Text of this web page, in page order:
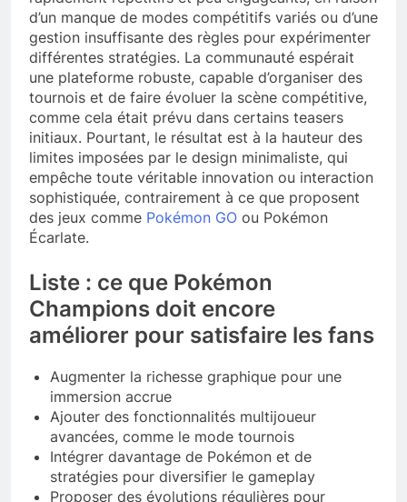
d’un manque de modes compétitifs variés ou d’une
gestion insuffisante des règles pour expérimenter
différentes stratégies. La communauté espérait
une plateforme robuste, capable d’organiser des
tournois et de faire évoluer la scène compétitive,
comme cela était prévu dans certains teasers
initiaux. Pourtant, le résultat est à la hauteur des
limites imposées par le design minimaliste, qui
empêche toute véritable innovation ou interaction
sophistiquée, contrairement à ce que proposent
des jeux comme Pokémon GO ou Pokémon
Écarlate.
Liste : ce que Pokémon
Champions doit encore
améliorer pour satisfaire les fans
Augmenter la richesse graphique pour une
immersion accrue
Ajouter des fonctionnalités multijoueur
avancées, comme le mode tournois
Intégrer davantage de Pokémon et de
stratégies pour diversifier le gameplay
Proposer des évolutions régulières pour